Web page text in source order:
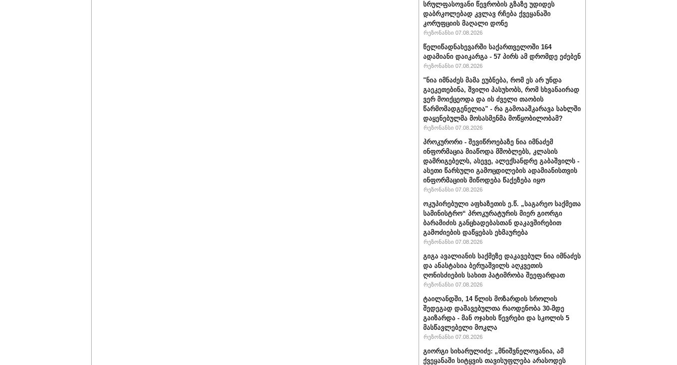
სრულფასოვანი წევრობის გზაზე უდიდეს
დაბრკოლებად კვლავ რჩება ქვეყანაში
კორუფციის მაღალი დონე
რეზონანსი 07.08.2026
წელიწადნახევარში საქართველოში 164
ადამიანი დაიკარგა - 57 პირს ამ დრომდე ეძებენ
რეზონანსი 07.08.2026
"ნია იმნაძეს მამა ეუბნება, რომ ეს არ უნდა
გაეკეთებინა, შვილი პასუხობს, რომ სხვანაირად
ვერ მოიქცეოდა და ის ძველი თაობის
წარმომადგენელია" - რა გამოააშკარავა სახლში
დაყენებულმა მოსასმენმა მოწყობილობამ?
რეზონანსი 07.08.2026
პროკურორი - შევიწროებაზე ნია იმნაძემ
ინფორმაცია მიაწოდა მშობლებს, კლასის
დამრიგებელს, ასევე, ალექსანდრე გაბაშვილს -
ასეთი წარსული გამოცდილების ადამიანისთვის
ინფორმაციის მიწოდება წაქეზება იყო
რეზონანსი 07.08.2026
ოკუპირებული აფხაზეთის ე.წ. „საგარეო საქმეთა
სამინისტრო“ პროკურატურის მიერ გიორგი
ბარამიძის განცხადებასთან დაკავშირებით
გამოძიების დაწყებას ეხმაურება
რეზონანსი 07.08.2026
გიგა ავალიანის საქმეზე დაკავებულ ნია იმნაძეს
და ანასტასია ბერუაშვილს აღკვეთის
ღონისძიების სახით პატიმრობა შეეფარდათ
რეზონანსი 07.08.2026
ტაილანდში, 14 წლის მოზარდის სროლის
შედეგად დაშავებულთა რაოდენობა 30-მდე
გაიზარდა - მან ოჯახის წევრები და სკოლის 5
მასწავლებელი მოკლა
რეზონანსი 07.08.2026
გიორგი სიხარულიძე: „მნიშვნელოვანია, ამ
ქვეყანაში სიტყვის თავისუფლება არასოდეს